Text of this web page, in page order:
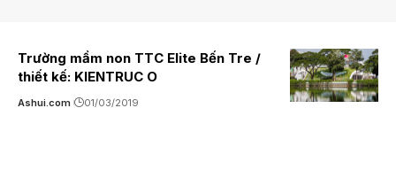
Trường mầm non TTC Elite Bến Tre /
thiết kế: KIENTRUC O
Ashui.com 01/03/2019